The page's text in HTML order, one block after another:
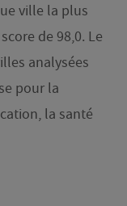
ville la plus
de 98,0. Le
analysées
pour la
la santé